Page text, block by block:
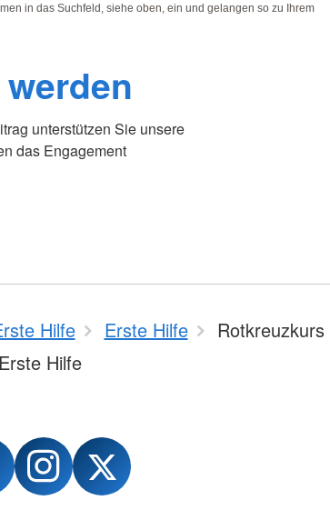
in das Suchfeld, siehe oben, ein und gelangen so zu Ihrem
unterstützen Sie unsere
das Engagement
Hilfe Erste Hilfe
Rotkreuzkurs
Erste Hilfe